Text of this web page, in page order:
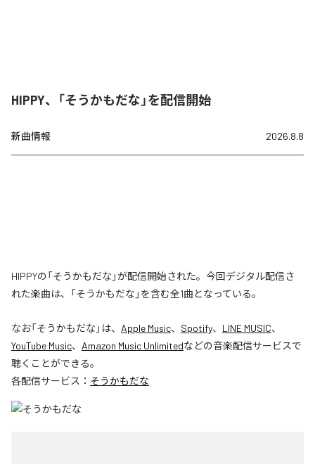
HIPPY、「そうかもだな」を配信開始
新曲情報 2026.8.8
HIPPYの「そうかもだな」が配信開始された。今回デジタル配信さ
れた楽曲は、「そうかもだな」を含む全1曲となっている。
なお「そうかもだな 」は、 Apple Music、 Spotify、 LINE MUSIC、
YouTube Music、 Amazon Music Unlimitedなどの音楽配信サービスで
聴くことができる。
各配信サービス： そうかもだな